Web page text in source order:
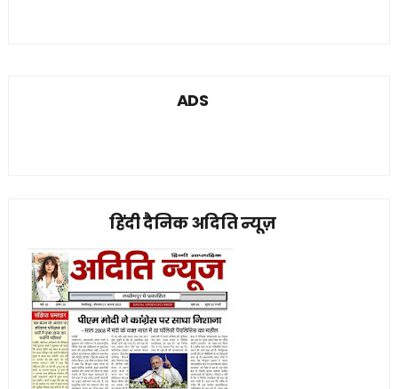
ADS
हिंदी दैनिक अदिति न्यूज़